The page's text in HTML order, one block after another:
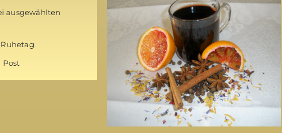
ausgewählten
Post